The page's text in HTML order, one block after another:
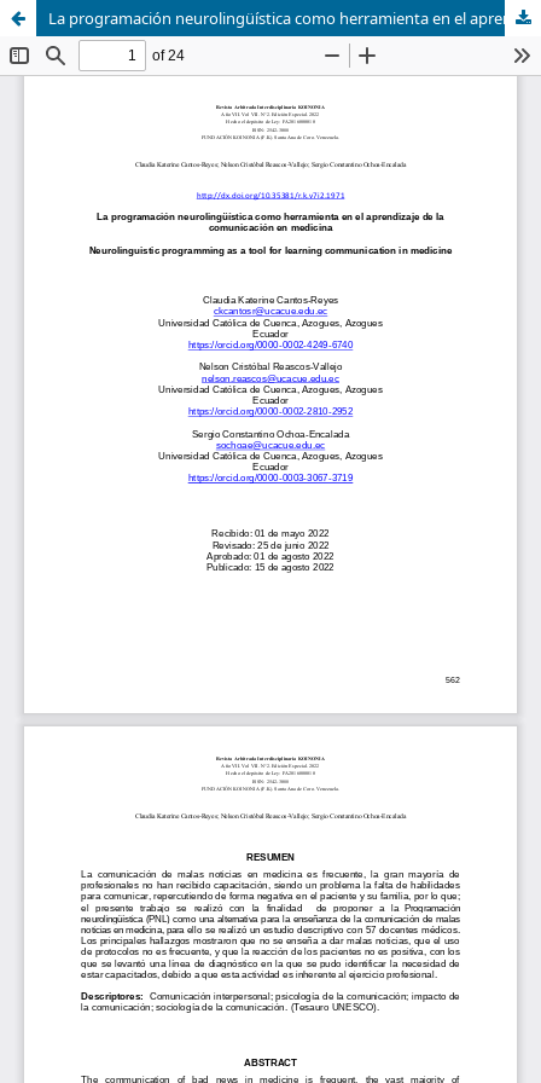
La programación neurolingüística como herramienta en el aprendizaje de la comunicación en medicina